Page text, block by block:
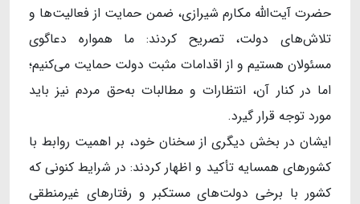
حضرت آیت‌الله مکارم شیرازی، ضمن حمایت از فعالیت‌ها و
تلاش‌های دولت، تصریح کردند: ما همواره دعاگوی
مسئولان هستیم و از اقدامات مثبت دولت حمایت می‌کنیم؛
اما در کنار آن، انتظارات و مطالبات به‌حق مردم نیز باید
مورد توجه قرار گیرد.
ایشان در بخش دیگری از سخنان خود، بر اهمیت روابط با
کشورهای همسایه تأکید و اظهار کردند: در شرایط کنونی که
کشور با برخی دولت‌های مستکبر و رفتارهای غیرمنطقی